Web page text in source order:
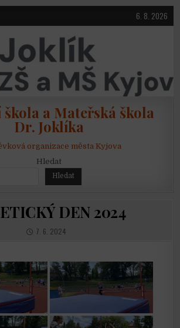
6. 8. 2026
a Mateřská škola
Dr. Joklíka
organizace města Kyjova
Hledat
Hledat
DEN 2024
PUBLISHED DATE:
7. 6. 2024